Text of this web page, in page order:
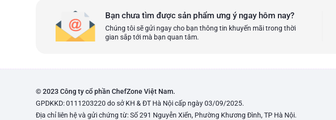
Bạn chưa tìm được sản phẩm ưng ý ngay hôm nay?
Chúng tôi sẽ gửi ngay cho bạn thông tin khuyến mãi trong thời
gian sắp tới mà bạn quan tâm.
© 2023 Công ty cổ phần ChefZone Việt Nam.
GPDKKD: 0111203220 do sở KH & ĐT Hà Nội cấp ngày 03/09/2025.
Địa chỉ liên hệ và gửi chứng từ: Số 291 Nguyễn Xiển, Phường Khương Đình, TP Hà Nội.